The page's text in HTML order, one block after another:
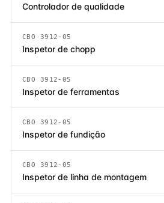
Controlador de qualidade
CBO 3912-05
Inspetor de chopp
CBO 3912-05
Inspetor de ferramentas
CBO 3912-05
Inspetor de fundição
CBO 3912-05
Inspetor de linha de montagem